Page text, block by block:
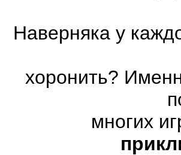
Наверняка у
хоронить?
многих